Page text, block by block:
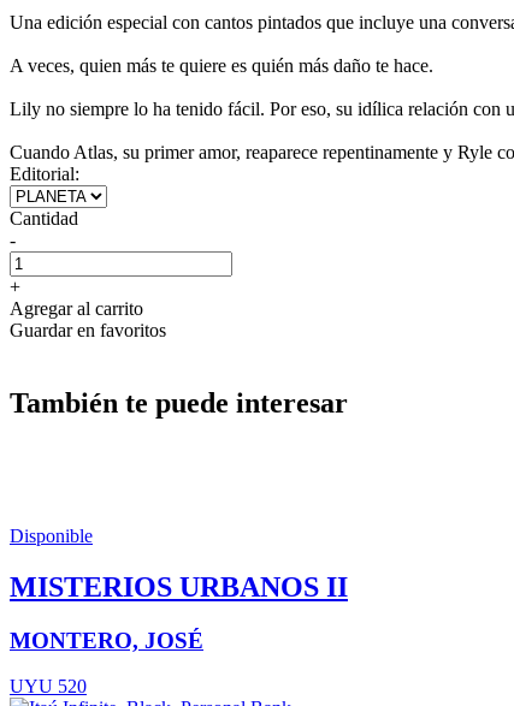
Una edición especial con cantos pintados que incluye una
A veces, quien más te quiere es quién más daño te hace.
Lily no siempre lo ha tenido fácil. Por eso, su idílica relación con
Cuando Atlas, su primer amor, reaparece repentinamente y Ryle
Editorial:
Cantidad
-
+
Agregar al carrito
Guardar en favoritos
También te puede interesar
Disponible
MISTERIOS URBANOS II
MONTERO, JOSÉ
UYU 520